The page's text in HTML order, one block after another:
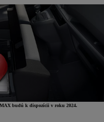
budú k dispozícii v roku 2024.